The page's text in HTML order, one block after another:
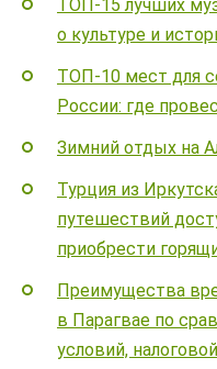
ТОП-15 лучших
о культуре и
ТОП-10 мест для
России: где
Зимний отдых на
Турция из
путешествий
приобрести
Преимущества
в Парагвае по
условий,